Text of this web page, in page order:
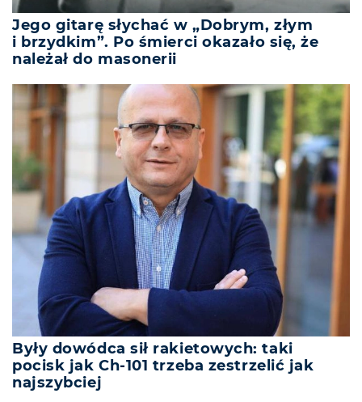
Jego gitarę słychać w „Dobrym, złym
i brzydkim”. Po śmierci okazało się, że
należał do masonerii
Były dowódca sił rakietowych: taki
pocisk jak Ch-101 trzeba zestrzelić jak
najszybciej